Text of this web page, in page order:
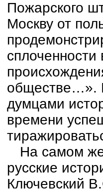
Пожарского
Москву от
сплоченности
обществе…».
думцами
времени
На самом
русские
Ключевский